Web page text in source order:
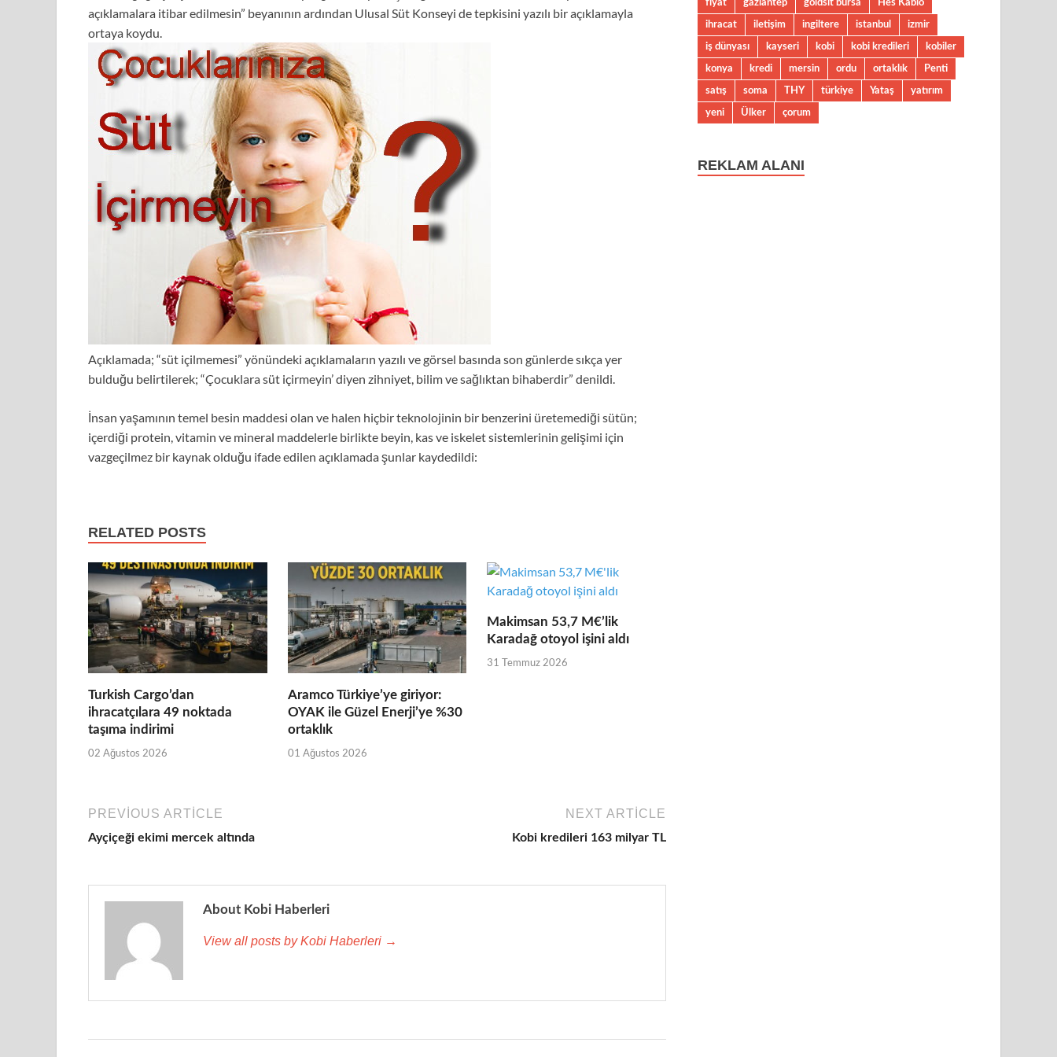
açıklamalara itibar edilmesin” beyanının ardından Ulusal Süt Konseyi de tepkisini yazılı bir açıklamayla
ortaya koydu.
Açıklamada; “süt içilmemesi” yönündeki açıklamaların yazılı ve görsel basında son günlerde sıkça yer
bulduğu belirtilerek; “Çocuklara süt içirmeyin’ diyen zihniyet, bilim ve sağlıktan bihaberdir” denildi.
İnsan yaşamının temel besin maddesi olan ve halen hiçbir teknolojinin bir benzerini üretemediği sütün;
içerdiği protein, vitamin ve mineral maddelerle birlikte beyin, kas ve iskelet sistemlerinin gelişimi için
vazgeçilmez bir kaynak olduğu ifade edilen açıklamada şunlar kaydedildi:
RELATED POSTS
Turkish Cargo’dan
ihracatçılara 49 noktada
taşıma indirimi
02 Ağustos 2026
Aramco Türkiye’ye giriyor:
OYAK ile Güzel Enerji’ye %30
ortaklık
01 Ağustos 2026
Makimsan 53,7 M€’lik
Karadağ otoyol işini aldı
31 Temmuz 2026
PREVIOUS ARTICLE
Ayçiçeği ekimi mercek altında
NEXT ARTICLE
Kobi kredileri 163 milyar TL
About Kobi Haberleri
View all posts by Kobi Haberleri →
fiyat
gaziantep goldsit bursa
Hes Kablo
ihracat
iletişim ingiltere istanbul
izmir
iş dünyası
kayseri kobi kobi kredileri
kobiler
konya
kredi mersin ordu ortaklık
Penti
satış
soma THY türkiye Yataş
yatırım
yeni
Ülker çorum
REKLAM ALANI